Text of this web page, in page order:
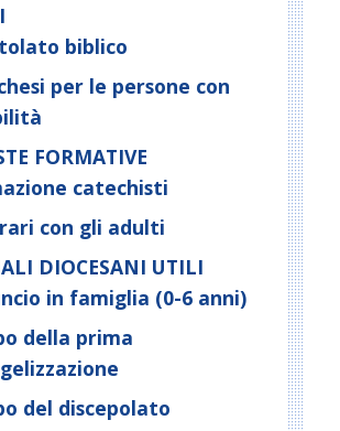
biblico
per le persone con
FORMATIVE
catechisti
con gli adulti
DIOCESANI UTILI
in famiglia (0-6 anni)
della prima
del discepolato